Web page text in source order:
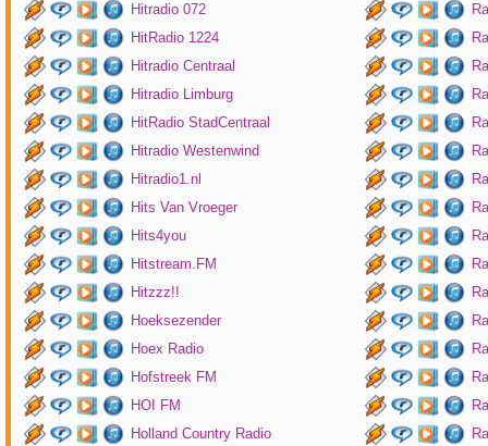
Hitradio 072
HitRadio 1224
Hitradio Centraal
Hitradio Limburg
HitRadio StadCentraal
Hitradio Westenwind
Hitradio1.nl
Hits Van Vroeger
Hits4you
Hitstream.FM
Hitzzz!!
Hoeksezender
Hoex Radio
Hofstreek FM
HOI FM
Holland Country Radio